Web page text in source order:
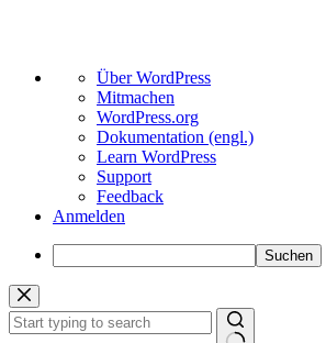
Über
WordPress
Über WordPress
Mitmachen
WordPress.org
Dokumentation (engl.)
Learn WordPress
Support
Feedback
Anmelden
Suchen
Zum
Inhalt
springen